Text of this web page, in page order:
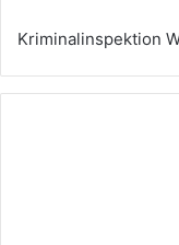
Kriminalinspektion